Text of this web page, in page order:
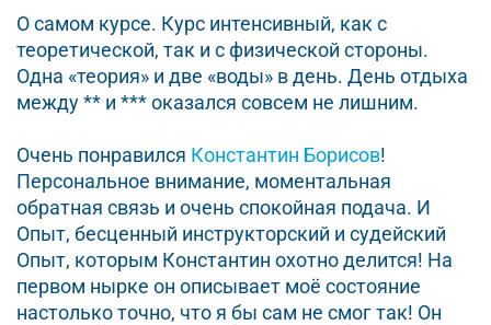
О самом курсе. Курс интенсивный, как с
теоретической, так и с физической стороны.
Одна «теория» и две «воды» в день. День отдыха
между ** и *** оказался совсем не лишним.
Очень понравился Константин Борисов!
Персональное внимание, моментальная
обратная связь и очень спокойная подача. И
Опыт, бесценный инструкторский и судейский
Опыт, которым Константин охотно делится! На
первом нырке он описывает моё состояние
настолько точно, что я бы сам не смог так! Он